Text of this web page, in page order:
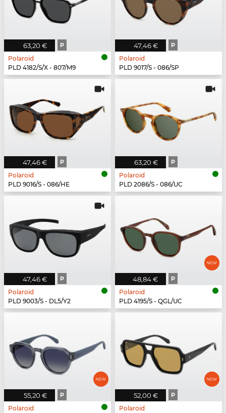
63,20 € P
Polaroid
PLD 4182/S/X - 807/M9
47,46 € P
Polaroid
PLD 9017/S - 086/SP
47,46 € P
Polaroid
PLD 9016/S - 086/HE
63,20 € P
Polaroid
PLD 2086/S - 086/UC
47,46 € P
Polaroid
PLD 9003/S - DL5/Y2
48,84 € P
Polaroid
PLD 4195/S - QGL/UC
55,20 € P
Polaroid
52,00 € P
Polaroid